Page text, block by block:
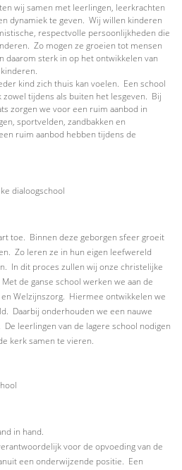
wij samen met leerlingen, leerkrachten
dynamiek te geven. Wij willen kinderen
respectvolle persoonlijkheden die
Zo mogen ze groeien tot mensen
daarom sterk in op het ontwikkelen van
kind zich thuis kan voelen. Een school
tijdens als buiten het lesgeven. Bij
zorgen we voor een ruim aanbod in
sportvelden, zandbakken en
ruim aanbod hebben tijdens de
dialoogschool
toe. Binnen deze geborgen sfeer groeit
Zo leren ze in hun eigen leefwereld
In dit proces zullen wij onze christelijke
de ganse school werken we aan de
Welzijnszorg. Hiermee ontwikkelen we
Daarbij onderhouden we een nauwe
leerlingen van de lagere school nodigen
kerk samen te vieren.
in hand.
voor de opvoeding van de
een onderwijzende positie. Een